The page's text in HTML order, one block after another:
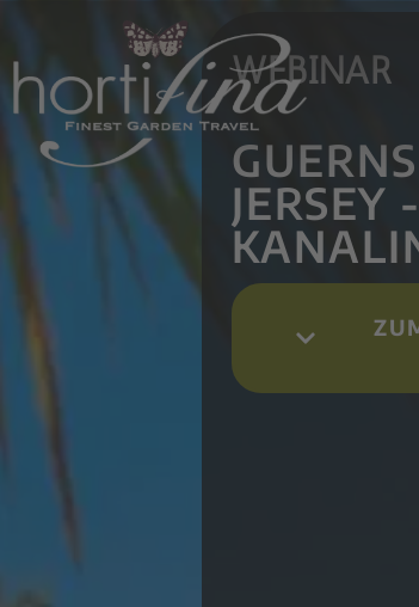
WEBINAR
JERSEY -